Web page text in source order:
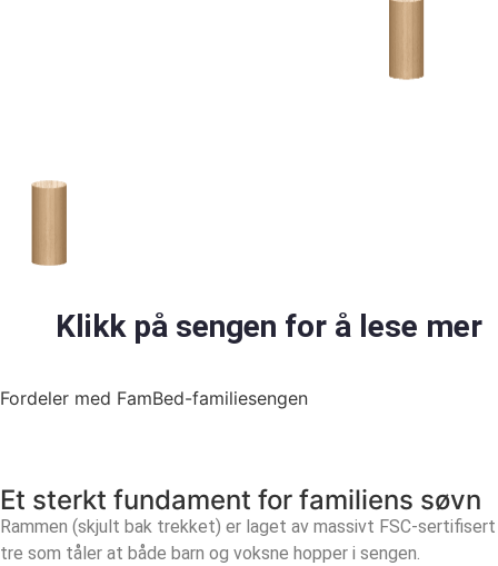
Klikk på sengen for å lese mer
Fordeler med FamBed-familiesengen
Et sterkt fundament for familiens søvn
Rammen (skjult bak trekket) er laget av massivt FSC-sertifisert
tre som tåler at både barn og voksne hopper i sengen.